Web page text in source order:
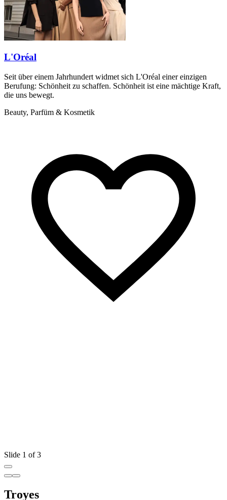
L'Oréal
Seit über einem Jahrhundert widmet sich L'Oréal einer einzigen
Berufung: Schönheit zu schaffen. Schönheit ist eine mächtige Kraft,
die uns bewegt.
Beauty, Parfüm & Kosmetik
Slide 1 of 3
Troyes